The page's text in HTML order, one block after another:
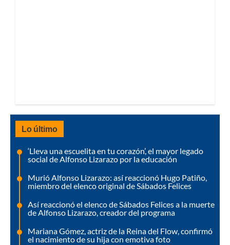
Lo último
‘Lleva una escuelita en tu corazón’, el mayor legado
social de Alfonso Lizarazo por la educación
Murió Alfonso Lizarazo: así reaccionó Hugo Patiño,
miembro del elenco original de Sábados Felices
Así reaccionó el elenco de Sábados Felices a la muerte
de Alfonso Lizarazo, creador del programa
Mariana Gómez, actriz de la Reina del Flow, confirmó
el nacimiento de su hija con emotiva foto